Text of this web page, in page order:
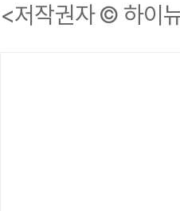
<저작권자 © 하이